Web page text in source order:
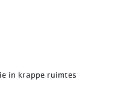
in krappe ruimtes